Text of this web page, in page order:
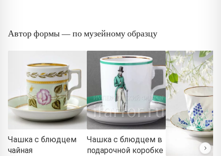
Автор формы — по музейному образцу
Чашка с блюдцем
чайная
Чашка с блюдцем в
подарочной коробке